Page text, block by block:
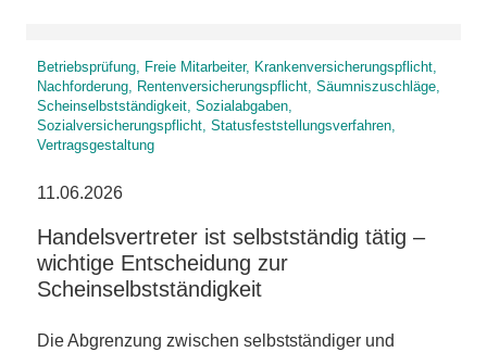
Betriebsprüfung, Freie Mitarbeiter, Krankenversicherungspflicht,
Nachforderung, Rentenversicherungspflicht, Säumniszuschläge,
Scheinselbstständigkeit, Sozialabgaben,
Sozialversicherungspflicht, Statusfeststellungsverfahren,
Vertragsgestaltung
11.06.2026
Handelsvertreter ist selbstständig tätig –
wichtige Entscheidung zur
Scheinselbstständigkeit
Die Abgrenzung zwischen selbstständiger und